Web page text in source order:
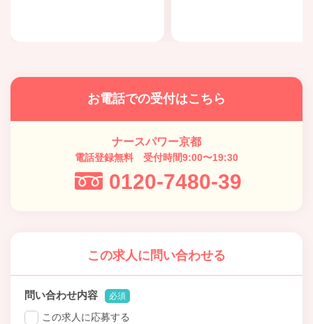
お電話での受付はこちら
ナースパワー京都
電話登録無料 受付時間9:00〜19:30
0120-7480-39
この求人に問い合わせる
問い合わせ内容 必須
この求人に応募する